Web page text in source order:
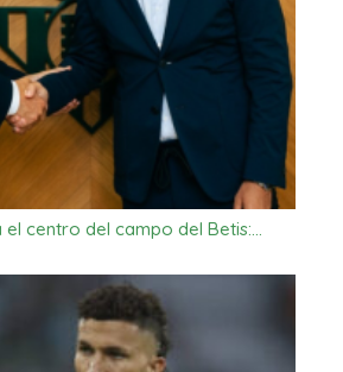
el centro del campo del Betis:…